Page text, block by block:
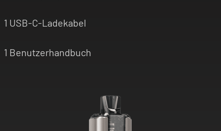
1 USB-C-Ladekabel
1 Benutzerhandbuch